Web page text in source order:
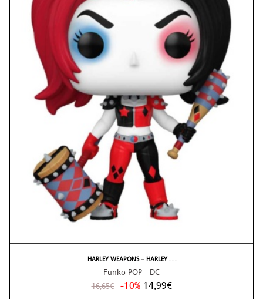
HARLEY WEAPONS – HARLEY . . .
Funko POP - DC
16,65€ -10% 14,99€